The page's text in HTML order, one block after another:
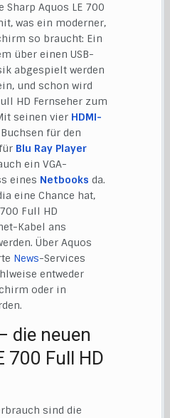
Aquos LE 700
was ein moderner,
so braucht: Ein
über einen USB-
abgespielt werden
und schon wird
HD Fernseher zum
seinen vier HDMI-
für den
Blu Ray Player
ein VGA-
eines Netbooksda.
eine Chance hat,
Full HD
Kabel ans
Über Aquos
News-Services
entweder
oder in
die neuen
700 Full HD
sind die